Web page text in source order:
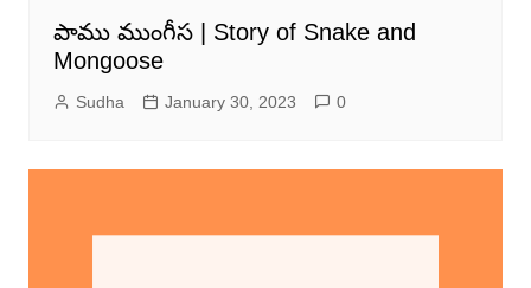
పాము ముంగీస | Story of Snake and
Mongoose
Sudha January 30, 2023 0